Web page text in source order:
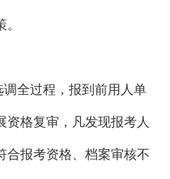
调全过程，报到前用人单
资格复审， 凡发现报考人
合报考资格、档案审核不